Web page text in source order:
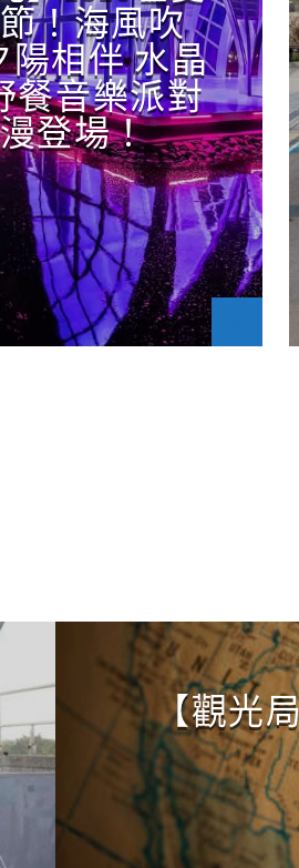
！海風吹
陽相伴 水晶
餐音樂派對
登場！
【觀光局